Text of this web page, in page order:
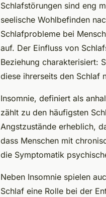
Schlafstörungen sind eng
seelische Wohlbefinden
Schlafprobleme bei
auf. Der Einfluss von
Beziehung charakterisiert:
diese ihrerseits den Schlaf
Insomnie, definiert als
zählt zu den häufigsten
Angstzustände erheblich,
dass Menschen mit
die Symptomatik
Neben Insomnie spielen
Schlaf eine Rolle bei der